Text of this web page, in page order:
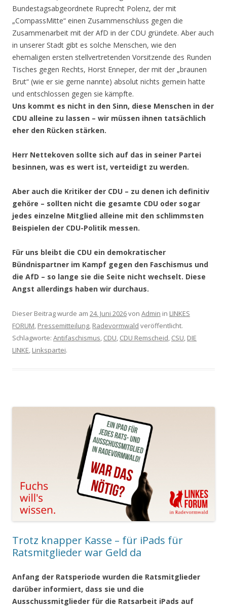
Bundestagsabgeordnete Ruprecht Polenz, der mit
„CompassMitte“ einen Zusammenschluss gegen die
Zusammenarbeit mit der AfD in der CDU gründete. Aber auch
in unserer Stadt gibt es solche Menschen, wie den
ehemaligen ersten stellvertretenden Vorsitzende des Runden
Tisches gegen Rechts, Horst Enneper, der mit der „braunen
Brut“ (wie er sie gerne nannte) absolut nichts gemein hatte
und entschlossen gegen sie kämpfte.
Uns kommt es nicht in den Sinn, diese Menschen in der
CDU alleine zu lassen – wir müssen ihnen tatsächlich
eher den Rücken stärken.
Herr Nettekoven sollte sich auf das in seiner Partei
besinnen, was es wert ist, verteidigt zu werden.
Aber auch die Kritiker der CDU – zu denen ich definitiv
gehöre – sollten nicht die gesamte CDU oder sogar
jedes einzelne Mitglied alleine mit den schlimmsten
Beispielen der CDU-Politik messen.
Für uns bleibt die CDU ein demokratischer
Bündnispartner im Kampf gegen den Faschismus und
die AfD – so lange sie die Seite nicht wechselt. Diese
Angst allerdings haben wir durchaus.
Dieser Beitrag wurde am 24. Juni 2026von Admin in LINKES
FORUM, Pressemitteilung, Radevormwald veröffentlicht.
Schlagworte: Antifaschismus, CDU, CDU Remscheid, CSU, DIE
LINKE, Linkspartei.
Trotz knapper Kasse – für iPads für
Ratsmitglieder war Geld da
Anfang der Ratsperiode wurden die Ratsmitglieder
darüber informiert, dass sie und die
Ausschussmitglieder für die Ratsarbeit iPads auf